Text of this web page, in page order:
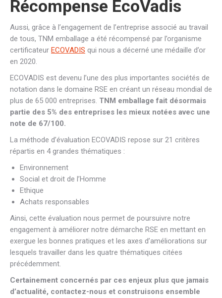
Récompense EcoVadis
Aussi, grâce à l’engagement de l’entreprise associé au travail
de tous, TNM emballage a été récompensé par l’organisme
certificateur ECOVADIS qui nous a décerné une médaille d’or
en 2020.
ECOVADIS est devenu l’une des plus importantes sociétés de
notation dans le domaine RSE en créant un réseau mondial de
plus de 65 000 entreprises. TNM emballage fait désormais
partie des 5% des entreprises les mieux notées avec une
note de 67/100.
La méthode d’évaluation ECOVADIS repose sur 21 critères
répartis en 4 grandes thématiques :
Environnement
Social et droit de l’Homme
Ethique
Achats responsables
Ainsi, cette évaluation nous permet de poursuivre notre
engagement à améliorer notre démarche RSE en mettant en
exergue les bonnes pratiques et les axes d’améliorations sur
lesquels travailler dans les quatre thématiques citées
précédemment.
Certainement concernés par ces enjeux plus que jamais
d’actualité, contactez-nous et construisons ensemble